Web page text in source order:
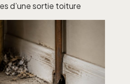
d’une sortie toiture